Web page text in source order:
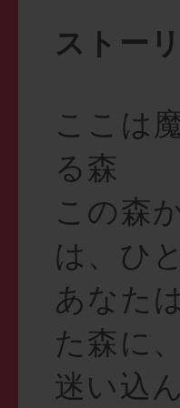
ストー
ここは
る森
この森
は、ひ
あなた
た森に、
迷い込